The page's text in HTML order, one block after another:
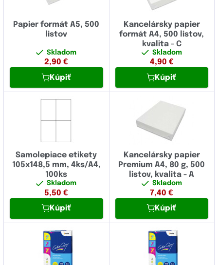
Papier formát A5, 500
listov
Skladom
2,90 €
Kúpiť
Kancelársky papier
formát A4, 500 listov,
kvalita - C
Skladom
4,90 €
Kúpiť
Samolepiace etikety
105x148,5 mm, 4ks/A4,
100ks
Skladom
5,50 €
Kúpiť
Kancelársky papier
Premium A4, 80 g, 500
listov, kvalita - A
Skladom
7,40 €
Kúpiť